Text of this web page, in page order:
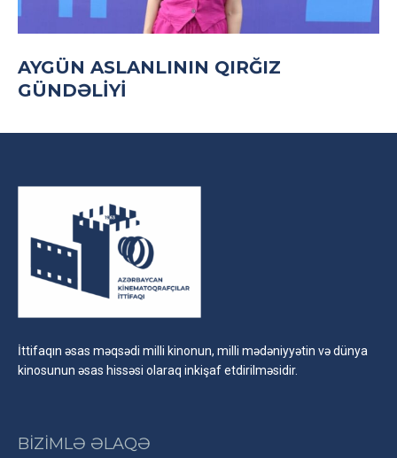
AYGÜN ASLANLININ QIRĞIZ
GÜNDƏLIYI
İttifaqın əsas məqsədi milli kinonun, milli mədəniyyətin və dünya
kinosunun əsas hissəsi olaraq inkişaf etdirilməsidir.
BİZİMLƏ ƏLAQƏ